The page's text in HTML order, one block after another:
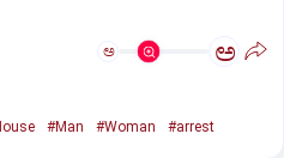
ಅ ಅ
#Man #Woman #arrest